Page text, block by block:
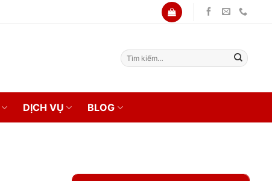
Tìm
kiếm:
DỊCH VỤ BLOG